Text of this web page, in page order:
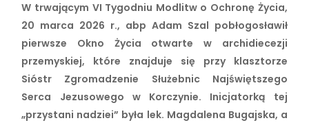
W trwającym VI Tygodniu Modlitw o Ochronę Życia,
20 marca 2026 r., abp Adam Szal pobłogosławił
pierwsze Okno Życia otwarte w archidiecezji
przemyskiej, które znajduje się przy klasztorze
Sióstr Zgromadzenie Służebnic Najświętszego
Serca Jezusowego w Korczynie. Inicjatorką tej
„przystani nadziei” była lek. Magdalena Bugajska, a